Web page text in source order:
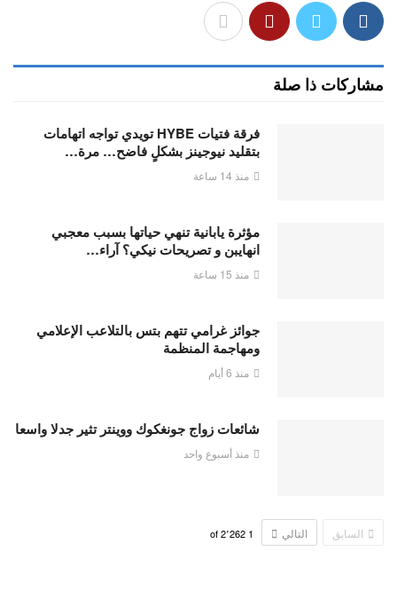
مشاركات ذا صلة
فرقة فتيات HYBE تويدي تواجه اتهامات
بتقليد نيوجينز بشكلٍ فاضح… مرة…
منذ 14 ساعة
مؤثرة يابانية تنهي حياتها بسبب معجبي
انهايبن و تصريحات نيكي؟ آراء…
منذ 15 ساعة
جوائز غرامي تتهم بتس بالتلاعب الإعلامي
ومهاجمة المنظمة
منذ 6 أيام
شائعات زواج جونغكوك ووينتر تثير جدلا واسعا
منذ أسبوع واحد
السابق التالي 1 2٬262